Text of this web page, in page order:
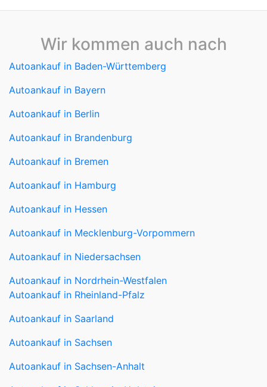
Wir kommen auch nach
Autoankauf in Baden-Württemberg
Autoankauf in Bayern
Autoankauf in Berlin
Autoankauf in Brandenburg
Autoankauf in Bremen
Autoankauf in Hamburg
Autoankauf in Hessen
Autoankauf in Mecklenburg-Vorpommern
Autoankauf in Niedersachsen
Autoankauf in Nordrhein-Westfalen
Autoankauf in Saarland
Autoankauf in Sachsen
Autoankauf in Sachsen-Anhalt
Autoankauf in Schleswig-Holstein